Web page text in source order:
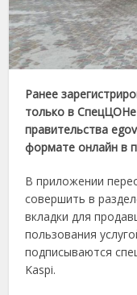
Ранее
только в СпецЦОНе
правительства
формате онлайн в
В приложении
совершить в
вкладки для
пользования
подписываются
Kaspi.